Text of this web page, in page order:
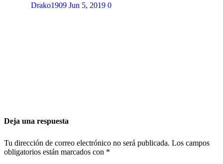
Drako1909 Jun 5, 2019 0
Deja una respuesta
Tu dirección de correo electrónico no será publicada. Los campos
obligatorios están marcados con *